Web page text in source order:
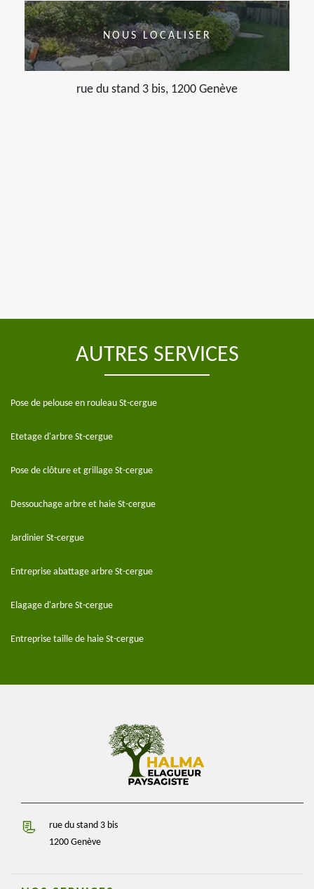
NOUS LOCALISER
rue du stand 3 bis, 1200 Genève
AUTRES SERVICES
Pose de pelouse en rouleau St-cergue
Etetage d'arbre St-cergue
Pose de clôture et grillage St-cergue
Dessouchage arbre et haie St-cergue
Jardinier St-cergue
Entreprise abattage arbre St-cergue
Elagage d'arbre St-cergue
Entreprise taille de haie St-cergue
rue du stand 3 bis
1200 Genève